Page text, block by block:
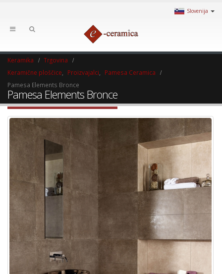
Slovenija
Keramika
Trgovina
Keramične ploščice
Proizvajalci
Pamesa Ceramica
Pamesa Elements Bronce
Pamesa Elements Bronce